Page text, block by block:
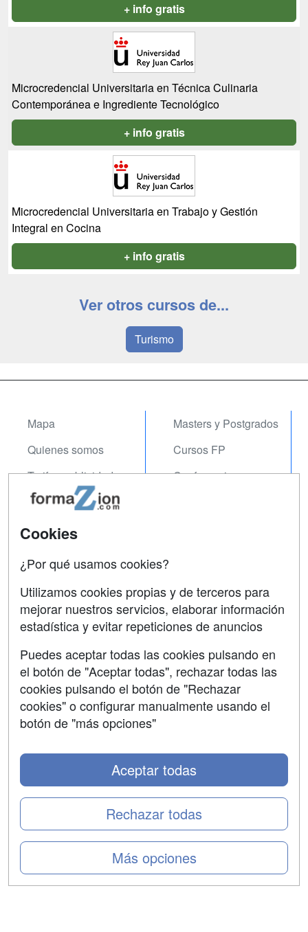
+ info gratis
Microcredencial Universitaria en Técnica Culinaria
Contemporánea e Ingrediente Tecnológico
+ info gratis
Microcredencial Universitaria en Trabajo y Gestión
Integral en Cocina
+ info gratis
Ver otros cursos de...
Turismo
Mapa
Quienes somos
Tarifas publicidad
Acceso Usuarios
Acceso Centros
Masters y Postgrados
Cursos FP
Conferencias
Contactar
Confidencialidad
Aviso legal
Copyleft
Cookies
¿Por qué usamos cookies?
Utilizamos cookies propias y de terceros para
mejorar nuestros servicios, elaborar información
estadística y evitar repeticiones de anuncios
Puedes aceptar todas las cookies pulsando en
el botón de "Aceptar todas", rechazar todas las
cookies pulsando el botón de "Rechazar
cookies" o configurar manualmente usando el
botón de "más opciones"
Más opciones
Rechazar todas
Aceptar todas